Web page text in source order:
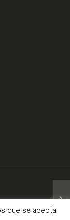
que se acepta